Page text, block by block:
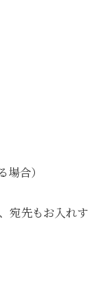
場合）
宛先もお入れす